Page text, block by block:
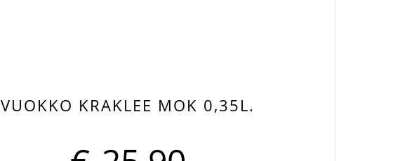
VUOKKO KRAKLEE MOK 0,35L.